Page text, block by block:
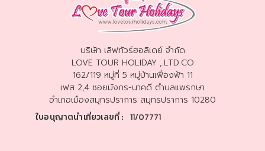
บริษัท เลิฟทัวร์ฮอลิเดย์ จำกัด
LOVE TOUR HOLIDAY ,.LTD.CO
162/119 หมู่ที่ 5 หมู่บ้านเฟื่องฟ้า 11
เฟส 2,4 ซอยมังกร-นาคดี ตำบลแพรกษา
อำเภอเมืองสมุทรปราการ สมุทรปราการ 10280
ใบอนุญาตนำเที่ยวเลขที่ : 11/07771
ทัวร์มาเลเซีย
ทัวร์บาหลี